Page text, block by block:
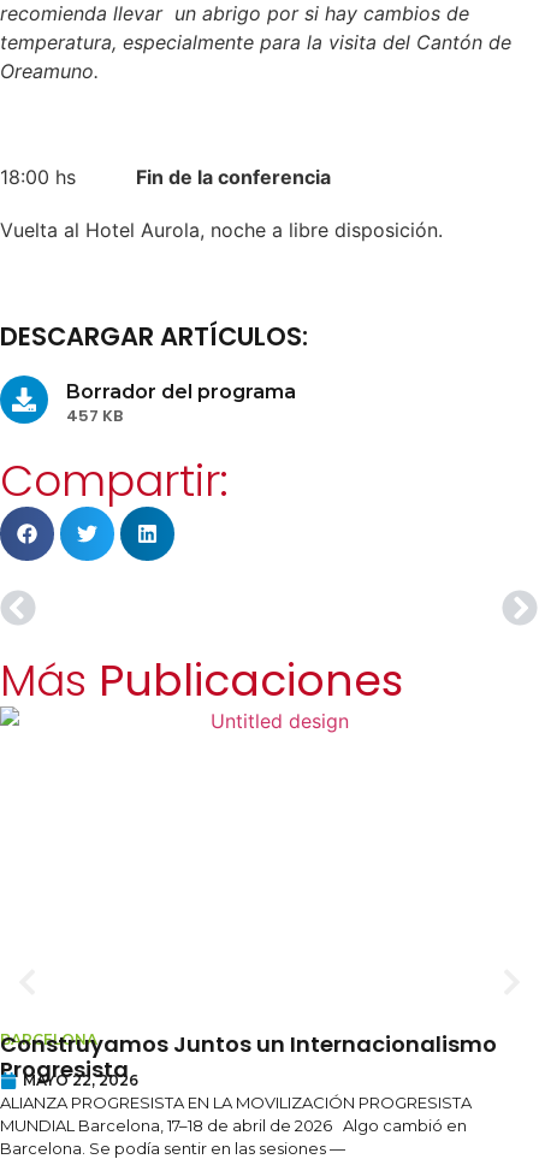
recomienda llevar un abrigo por si hay cambios de
temperatura, especialmente para la visita del Cantón de
Oreamuno.
18:00 hs Fin de la conferencia
Vuelta al Hotel Aurola, noche a libre disposición.
DESCARGAR ARTÍCULOS:
Borrador del programa
457 KB
Compartir:
Más Publicaciones
BARCELONA
Construyamos Juntos un Internacionalismo
Progresista
MAYO 22, 2026
ALIANZA PROGRESISTA EN LA MOVILIZACIÓN PROGRESISTA
MUNDIAL Barcelona, 17–18 de abril de 2026 Algo cambió en
Barcelona. Se podía sentir en las sesiones —